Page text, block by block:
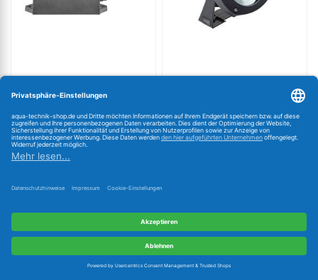
Controller 42639
5 m Stromkabellänge
Artikel-Nr.: 42639
geringe Menge lieferbar
versandkostenfrei in DE
LED XL 3000 Narrow 51968
Scheinwerfer, 10°
versandkostenfrei in DE
Weitere Kategorien einblenden